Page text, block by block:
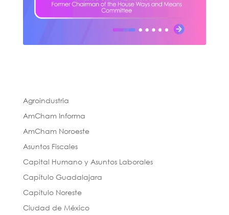
Agroindustria
AmCham Informa
AmCham Noroeste
Asuntos Fiscales
Capital Humano y Asuntos Laborales
Capítulo Guadalajara
Capítulo Noreste
Ciudad de México